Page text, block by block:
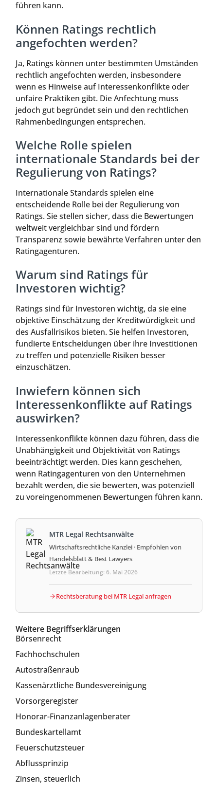
führen kann.
Können Ratings rechtlich
angefochten werden?
Ja, Ratings können unter bestimmten Umständen
rechtlich angefochten werden, insbesondere
wenn es Hinweise auf Interessenkonflikte oder
unfaire Praktiken gibt. Die Anfechtung muss
jedoch gut begründet sein und den rechtlichen
Rahmenbedingungen entsprechen.
Welche Rolle spielen
internationale Standards bei der
Regulierung von Ratings?
Internationale Standards spielen eine
entscheidende Rolle bei der Regulierung von
Ratings. Sie stellen sicher, dass die Bewertungen
weltweit vergleichbar sind und fördern
Transparenz sowie bewährte Verfahren unter den
Ratingagenturen.
Warum sind Ratings für
Investoren wichtig?
Ratings sind für Investoren wichtig, da sie eine
objektive Einschätzung der Kreditwürdigkeit und
des Ausfallrisikos bieten. Sie helfen Investoren,
fundierte Entscheidungen über ihre Investitionen
zu treffen und potenzielle Risiken besser
einzuschätzen.
Inwiefern können sich
Interessenkonflikte auf Ratings
auswirken?
Interessenkonflikte können dazu führen, dass die
Unabhängigkeit und Objektivität von Ratings
beeinträchtigt werden. Dies kann geschehen,
wenn Ratingagenturen von den Unternehmen
bezahlt werden, die sie bewerten, was potenziell
zu voreingenommenen Bewertungen führen kann.
MTR Legal Rechtsanwälte
Wirtschaftsrechtliche Kanzlei · Empfohlen von
Handelsblatt & Best Lawyers
Letzte Bearbeitung: 6. Mai 2026
Rechtsberatung bei MTR Legal anfragen
Weitere Begriffserklärungen
Börsenrecht
Fachhochschulen
Autostraßenraub
Kassenärztliche Bundesvereinigung
Vorsorgeregister
Honorar-Finanzanlagenberater
Bundeskartellamt
Feuerschutzsteuer
Abflussprinzip
Zinsen, steuerlich